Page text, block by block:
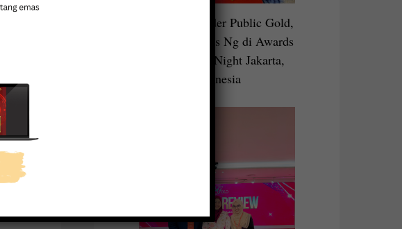
bersama Founder Public Gold,
Dato Seri Louis Ng di Awards
Recognition Night Jakarta,
Indonesia